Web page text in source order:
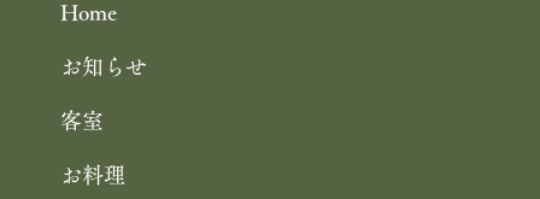
Home
お知らせ
客室
お料理